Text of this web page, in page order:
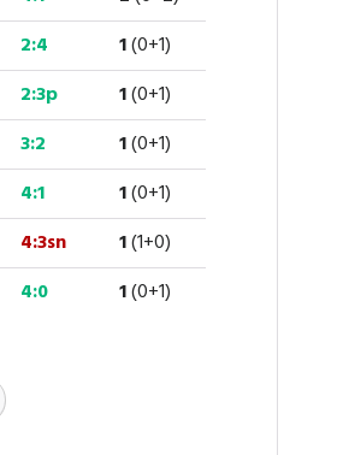
2:4 1(0+1)
2:3p 1(0+1)
3:2 1(0+1)
4:1 1(0+1)
4:3sn 1(1+0)
4:0 1(0+1)